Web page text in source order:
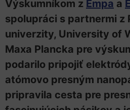
Výskumníkom z Empa a
spolupráci s partnermi z
univerzity, University of
Maxa Plancka pre
podarilo pripojiť
atómovo presným
pripravila cesta pre